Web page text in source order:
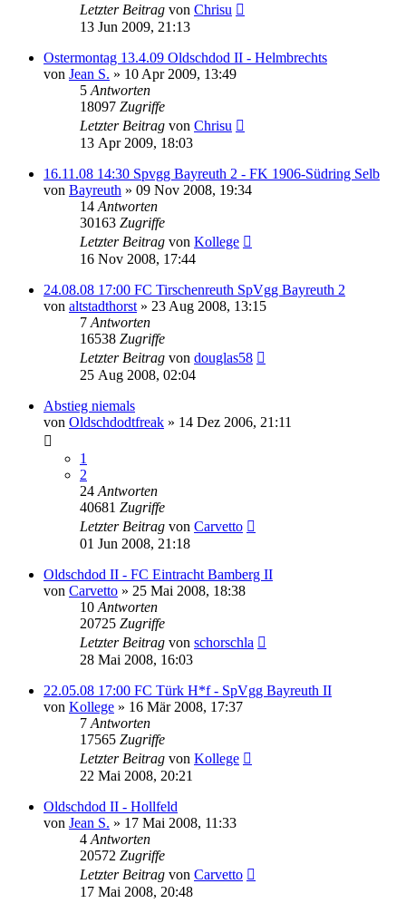
Letzter Beitrag von Chrisu
13 Jun 2009, 21:13
Ostermontag 13.4.09 Oldschdod II - Helmbrechts
von Jean S. » 10 Apr 2009, 13:49
5 Antworten
18097 Zugriffe
Letzter Beitrag von Chrisu
13 Apr 2009, 18:03
16.11.08 14:30 Spvgg Bayreuth 2 - FK 1906-Südring Selb
von Bayreuth » 09 Nov 2008, 19:34
14 Antworten
30163 Zugriffe
Letzter Beitrag von Kollege
16 Nov 2008, 17:44
24.08.08 17:00 FC Tirschenreuth SpVgg Bayreuth 2
von altstadthorst » 23 Aug 2008, 13:15
7 Antworten
16538 Zugriffe
Letzter Beitrag von douglas58
25 Aug 2008, 02:04
Abstieg niemals
von Oldschdodtfreak » 14 Dez 2006, 21:11
1
2
24 Antworten
40681 Zugriffe
Letzter Beitrag von Carvetto
01 Jun 2008, 21:18
Oldschdod II - FC Eintracht Bamberg II
von Carvetto » 25 Mai 2008, 18:38
10 Antworten
20725 Zugriffe
Letzter Beitrag von schorschla
28 Mai 2008, 16:03
22.05.08 17:00 FC Türk H*f - SpVgg Bayreuth II
von Kollege » 16 Mär 2008, 17:37
7 Antworten
17565 Zugriffe
Letzter Beitrag von Kollege
22 Mai 2008, 20:21
Oldschdod II - Hollfeld
von Jean S. » 17 Mai 2008, 11:33
4 Antworten
20572 Zugriffe
Letzter Beitrag von Carvetto
17 Mai 2008, 20:48